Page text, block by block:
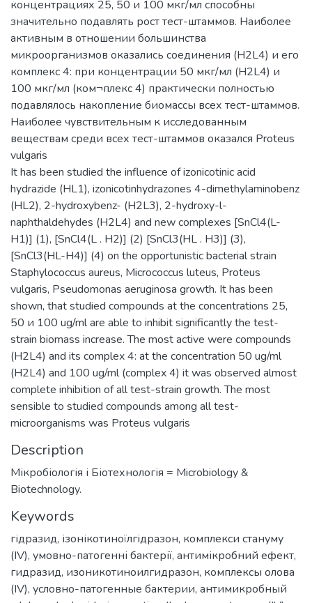
концентрациях 25, 50 и 100 мкг/мл способны
значительно подавлять рост тест-штаммов. Наиболее
активным в отношении большинства
микроорганизмов оказались соединения (H2L4) и его
комплекс 4: при концентрации 50 мкг/мл (H2L4) и
100 мкг/мл (ком¬плекс 4) практически полностью
подавлялось накопление биомассы всех тест-штаммов.
Наиболее чувствительным к исследованным
веществам среди всех тест-штаммов оказался Proteus
vulgaris
It has been studied the influence of izonicotinic acid
hydrazide (HL1), izonicotinhydrazones 4-dimethylaminobenz
(HL2), 2-hydroxybenz- (H2L3), 2-hydroxy-l-
naphthaldehydes (H2L4) and new complexes [SnCl4(L-
H1)] (1), [SnCl4(L . H2)] (2) [SnCl3(HL . H3)] (3),
[SnCl3(HL-H4)] (4) on the opportunistic bacterial strain
Staphylococcus aureus, Micrococcus luteus, Proteus
vulgaris, Pseudomonas aeruginosa growth. It has been
shown, that studied compounds at the concentrations 25,
50 и 100 ug/ml are able to inhibit significantly the test-
strain biomass increase. The most active were compounds
(H2L4) and its complex 4: at the concentration 50 ug/ml
(H2L4) and 100 ug/ml (complex 4) it was observed almost
complete inhibition of all test-strain growth. The most
sensible to studied compounds among all test-
microorganisms was Proteus vulgaris
Description
Мікробіологія і Біотехнологія = Microbiology &
Biotechnology.
Keywords
гідразид, ізонікотиноїлгідразон, комплекси стануму
(ІV), умовно-патогенні бактерії, антимікробний ефект,
гидразид, изоникотиноилгидразон, комплексы олова
(ІV), условно-патогенные бактерии, антимикробный